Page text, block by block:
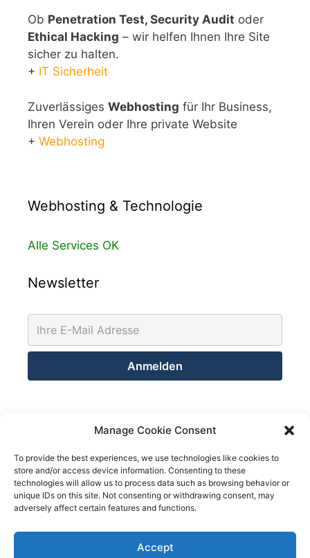
Manage Cookie Consent
To provide the best experiences, we use technologies like cookies to
store and/or access device information. Consenting to these
technologies will allow us to process data such as browsing behavior or
unique IDs on this site. Not consenting or withdrawing consent, may
adversely affect certain features and functions.
Accept
Ob Penetration Test, Security Audit oder
Ethical Hacking – wir helfen Ihnen Ihre Site
sicher zu halten.
+ IT Sicherheit
Zuverlässiges Webhosting für Ihr Business,
Ihren Verein oder Ihre private Website
+ Webhosting
Webhosting & Technologie
Alle Services OK
Newsletter
Netsolution Consulting Group GmbH
8032 Zürich
Schweiz
Telefon +41 78 824 29 50
We use cookies on our website to give you the most